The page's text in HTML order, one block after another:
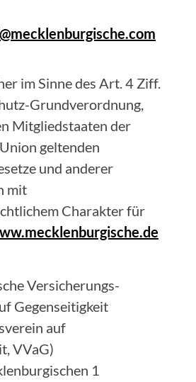
im Sinne des Art. 4 Ziff.
Grundverordnung,
Mitgliedstaaten der
geltenden
und anderer
mit
Charakter für
Versicherungs-
Gegenseitigkeit
auf
VVaG)
1